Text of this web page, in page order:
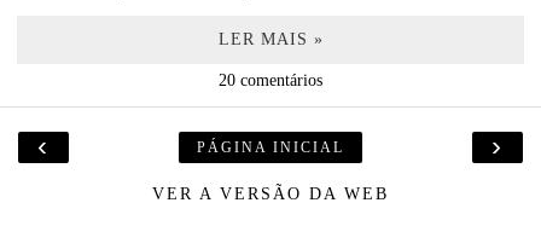
LER MAIS »
20 comentários
‹ ›
PÁGINA INICIAL
VER A VERSÃO DA WEB